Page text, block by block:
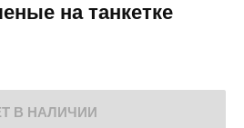
на танкетке
В НАЛИЧИИ